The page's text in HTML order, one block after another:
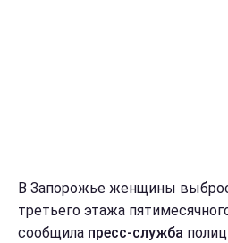
В Запорожье женщины
третьего этажа
сообщила пресс-служба